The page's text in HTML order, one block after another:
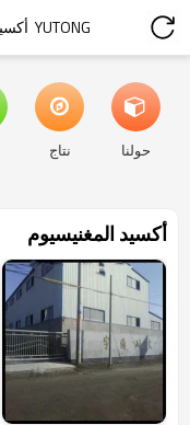
YUTONG  أكسيد المغنيسيوم الحراريات مصنعين
حولنا نتاج
أكسيد المغنيسيوم